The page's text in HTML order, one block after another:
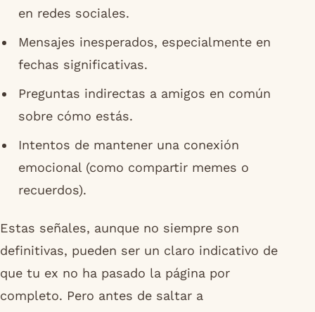
en redes sociales.
Mensajes inesperados, especialmente en
fechas significativas.
Preguntas indirectas a amigos en común
sobre cómo estás.
Intentos de mantener una conexión
emocional (como compartir memes o
recuerdos).
Estas señales, aunque no siempre son
definitivas, pueden ser un claro indicativo de
que tu ex no ha pasado la página por
completo. Pero antes de saltar a